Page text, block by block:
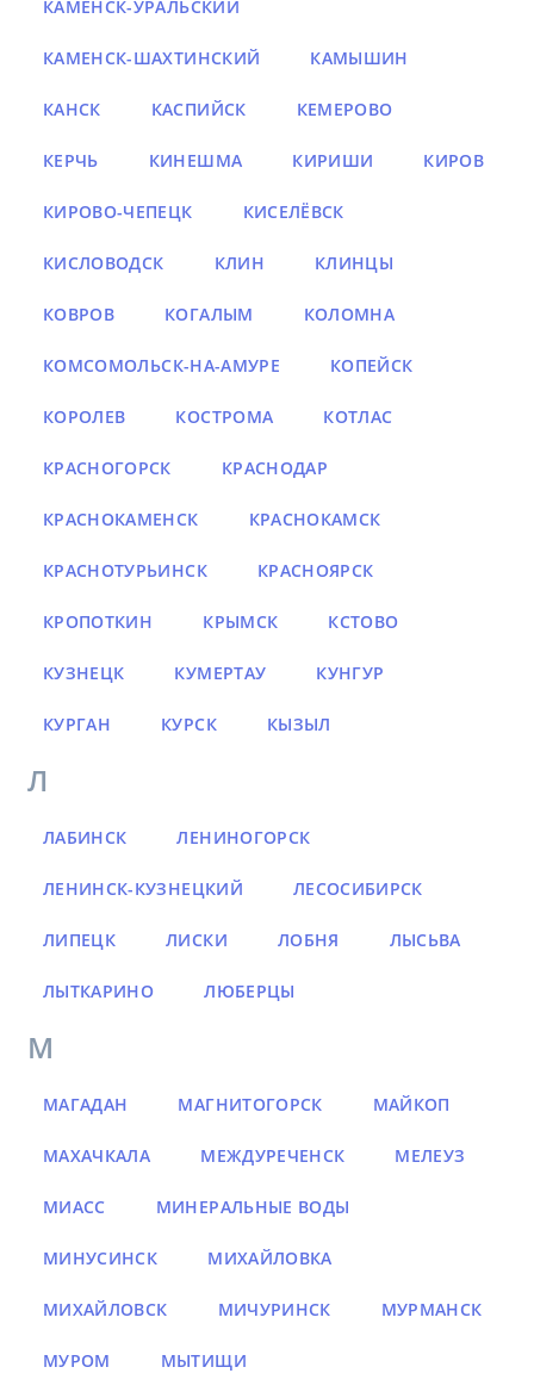
КАМЕНСК-УРАЛЬСКИЙ
КАМЕНСК-ШАХТИНСКИЙ КАМЫШИН
КАНСК КАСПИЙСК КЕМЕРОВО
КЕРЧЬ КИНЕШМА КИРИШИ КИРОВ
КИРОВО-ЧЕПЕЦК КИСЕЛЁВСК
КИСЛОВОДСК КЛИН КЛИНЦЫ
КОВРОВ КОГАЛЫМ КОЛОМНА
КОМСОМОЛЬСК-НА-АМУРЕ КОПЕЙСК
КОРОЛЕВ КОСТРОМА КОТЛАС
КРАСНОГОРСК КРАСНОДАР
КРАСНОКАМЕНСК КРАСНОКАМСК
КРАСНОТУРЬИНСК КРАСНОЯРСК
КРОПОТКИН КРЫМСК КСТОВО
КУЗНЕЦК КУМЕРТАУ КУНГУР
КУРГАН КУРСК КЫЗЫЛ
Л
ЛАБИНСК ЛЕНИНОГОРСК
ЛЕНИНСК-КУЗНЕЦКИЙ ЛЕСОСИБИРСК
ЛИПЕЦК ЛИСКИ ЛОБНЯ ЛЫСЬВА
ЛЫТКАРИНО ЛЮБЕРЦЫ
М
МАГАДАН МАГНИТОГОРСК МАЙКОП
МАХАЧКАЛА МЕЖДУРЕЧЕНСК МЕЛЕУЗ
МИАСС МИНЕРАЛЬНЫЕ ВОДЫ
МИНУСИНСК МИХАЙЛОВКА
МИХАЙЛОВСК МИЧУРИНСК МУРМАНСК
МУРОМ МЫТИЩИ